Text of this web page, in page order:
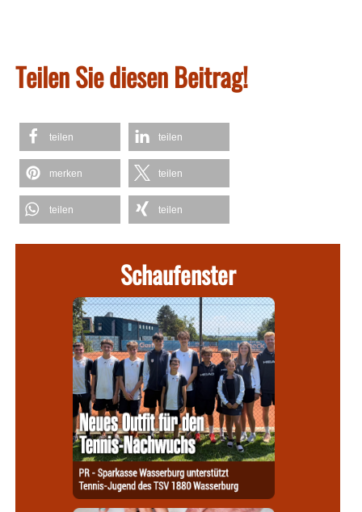
Teilen Sie diesen Beitrag!
teilen teilen
merken teilen
teilen teilen
Schaufenster